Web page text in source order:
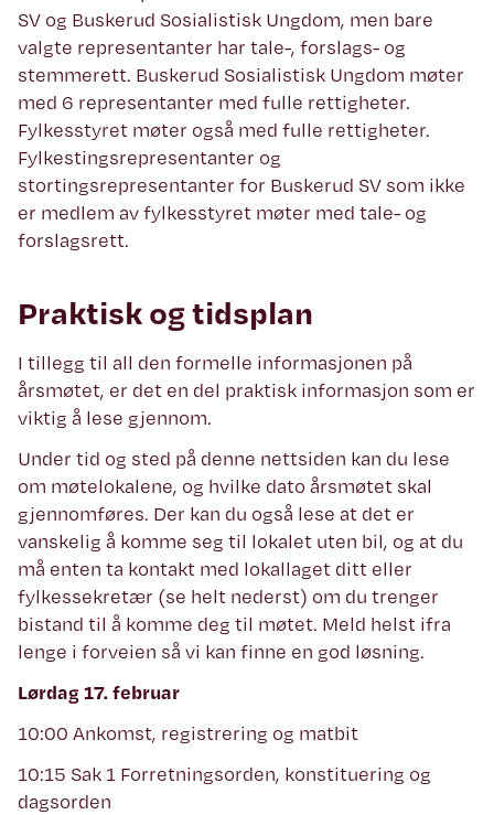
SV og Buskerud Sosialistisk Ungdom, men bare
valgte representanter har tale-, forslags- og
stemmerett. Buskerud Sosialistisk Ungdom møter
med 6 representanter med fulle rettigheter.
Fylkesstyret møter også med fulle rettigheter.
Fylkestingsrepresentanter og
stortingsrepresentanter for Buskerud SV som ikke
er medlem av fylkesstyret møter med tale- og
forslagsrett.
Praktisk og tidsplan
I tillegg til all den formelle informasjonen på
årsmøtet, er det en del praktisk informasjon som er
viktig å lese gjennom.
Under tid og sted på denne nettsiden kan du lese
om møtelokalene, og hvilke dato årsmøtet skal
gjennomføres. Der kan du også lese at det er
vanskelig å komme seg til lokalet uten bil, og at du
må enten ta kontakt med lokallaget ditt eller
fylkessekretær (se helt nederst) om du trenger
bistand til å komme deg til møtet. Meld helst ifra
lenge i forveien så vi kan finne en god løsning.
Lørdag 17. februar
10:00 Ankomst, registrering og matbit
10:15 Sak 1 Forretningsorden, konstituering og
dagsorden